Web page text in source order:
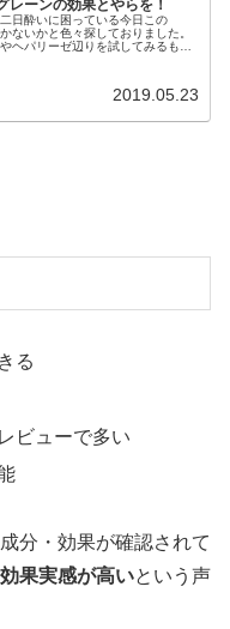
レーンの効果とやらを！
日酔いに困っている今日この
ないかと色々探しておりました。
ヘパリーゼ辺りを試してみるもヘ
2019.05.23
る
ビューで多い
分・効果が確認されて
効果実感が高いという声